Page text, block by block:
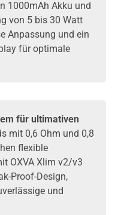
1000mAh Akku und
von 5 bis 30 Watt
Anpassung und ein
für optimale
für ultimativen
mit 0,6 Ohm und 0,8
flexible
OXVA Xlim v2/v3
Proof-Design,
und